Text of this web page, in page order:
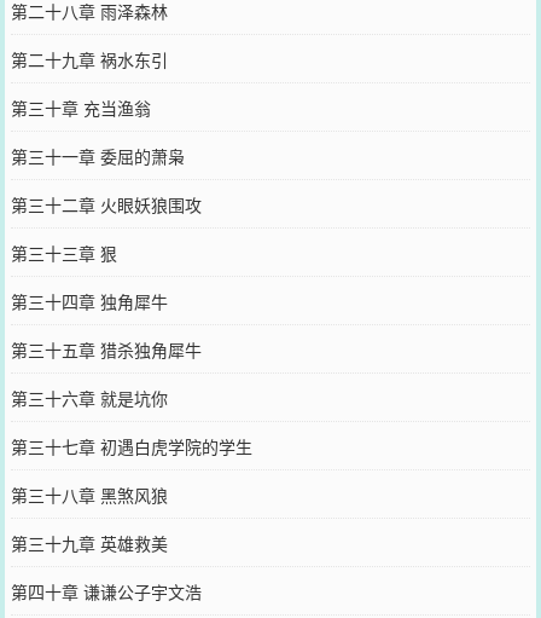
第二十八章 雨泽森林
第二十九章 祸水东引
第三十章 充当渔翁
第三十一章 委屈的萧枭
第三十二章 火眼妖狼围攻
第三十三章 狠
第三十四章 独角犀牛
第三十五章 猎杀独角犀牛
第三十六章 就是坑你
第三十七章 初遇白虎学院的学生
第三十八章 黑煞风狼
第三十九章 英雄救美
第四十章 谦谦公子宇文浩